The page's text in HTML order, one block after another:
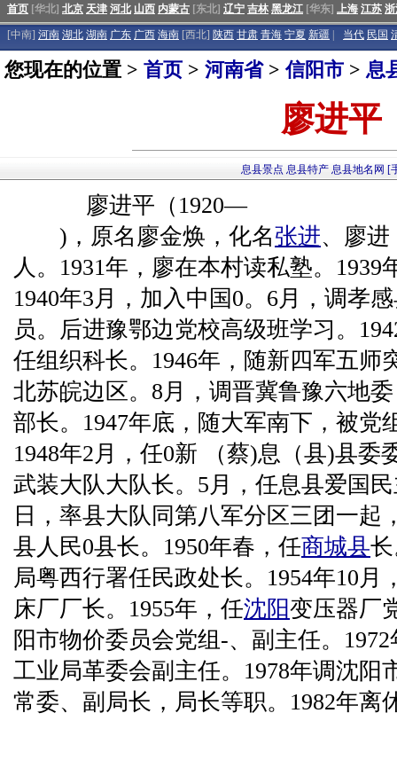
首页 [华北] 北京 天津 河北 山西 内蒙古 [东北] 辽宁 吉林 黑龙江 [华东] 上海 江苏
[中南] 河南 湖北 湖南 广东 广西 海南 [西北] 陕西 甘肃 青海 宁夏 新疆 当代 民国
您现在的位置 > 首页 > 河南省>信阳市 > 息
廖进平
息县景点 息县特产 息县地名网 [
廖进平（1920—
)，原名廖金焕，化名张进、廖
人。1931年，廖在本村读私塾。1939
1940年3月，加入中国0。6月，调孝
员。后进豫鄂边党校高级班学习。
任组织科长。1946年，随新四军五师
北苏皖边区。8月，调晋冀鲁豫六地
部长。1947年底，随大军南下，被党
1948年2月，任0新 （蔡)息（县)县委
武装大队大队长。5月，任息县爱国
日，率县大队同第八军分区三团一起
县人民0县长。1950年春，任商城县
局粤西行署任民政处长。1954年10月
床厂厂长。1955年，任沈阳变压器厂
阳市物价委员会党组-、副主任。
工业局革委会副主任。1978年调沈阳
常委、副局长，局长等职。1982年离